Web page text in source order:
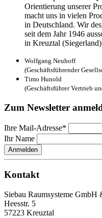
Orientierung unserer
macht uns in vielen
in Deutschland. Wir
seit dem Jahr 1946
in Kreuztal
Wolfgang Neuhoff
(Geschäftsführender
Timo Hunold
(Geschäftsführer Vertrieb
Zum Newsletter
Ihre Mail-Adresse*
Ihr Name
Anmelden
Kontakt
Siebau Raumsysteme
Heesstr. 5
57223 Kreuztal